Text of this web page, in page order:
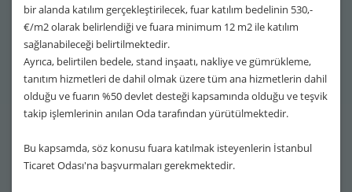
bir alanda katılım gerçekleştirilecek, fuar katılım bedelinin 530,-
€/m2 olarak belirlendiği ve fuara minimum 12 m2 ile katılım
sağlanabileceği belirtilmektedir.
Ayrıca, belirtilen bedele, stand inşaatı, nakliye ve gümrükleme,
tanıtım hizmetleri de dahil olmak üzere tüm ana hizmetlerin dahil
olduğu ve fuarın %50 devlet desteği kapsamında olduğu ve teşvik
takip işlemlerinin anılan Oda tarafından yürütülmektedir.
Bu kapsamda, söz konusu fuara katılmak isteyenlerin İstanbul
Ticaret Odası'na başvurmaları gerekmektedir.